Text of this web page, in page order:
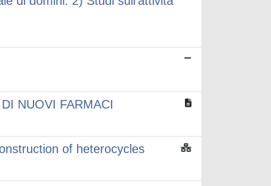
NUOVI FARMACI
of heterocycles